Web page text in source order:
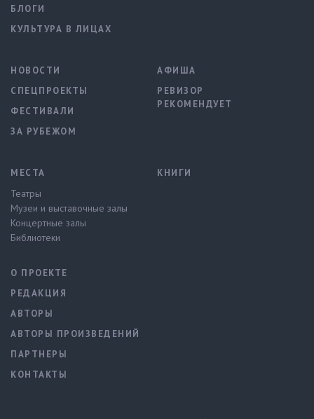
БЛОГИ
КУЛЬТУРА В ЛИЦАХ
НОВОСТИ
СПЕЦПРОЕКТЫ
ФЕСТИВАЛИ
ЗА РУБЕЖОМ
АФИША
РЕВИЗОР
РЕКОМЕНДУЕТ
МЕСТА
Театры
Музеи и выставочные залы
Концертные залы
Библиотеки
КНИГИ
О ПРОЕКТЕ
РЕДАКЦИЯ
АВТОРЫ
АВТОРЫ ПРОИЗВЕДЕНИЙ
ПАРТНЕРЫ
КОНТАКТЫ